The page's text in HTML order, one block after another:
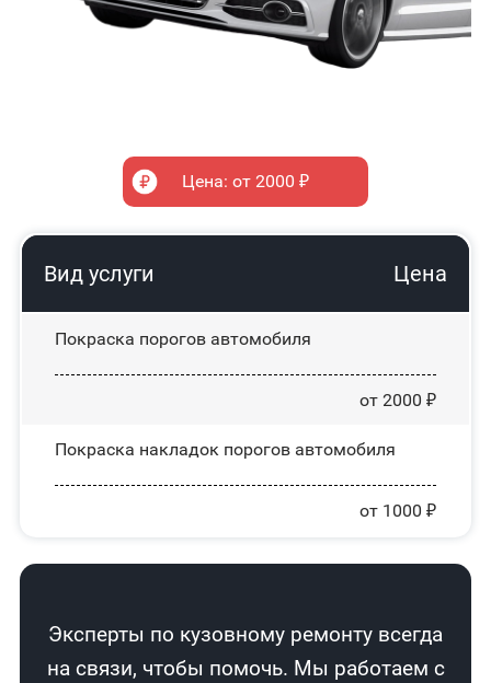
Цена: от 2000 ₽
Вид услуги Цена
Покраска порогов автомобиля
от 2000 ₽
Покраска накладок порогов автомобиля
от 1000 ₽
Эксперты по кузовному ремонту всегда
на связи, чтобы помочь. Мы работаем с